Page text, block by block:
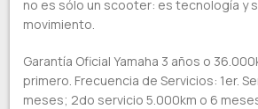
no es sólo un scooter: es tecnología y
movimiento.
Garantía Oficial Yamaha 3 años o
primero. Frecuencia de Servicios: 1er.
meses; 2do servicio 5.000km o 6